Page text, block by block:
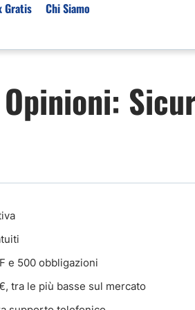
Segnali Trading
Broker per Metatrader 4
Previsioni Forex Oggi
Gratis Chi Siamo
e 500 obbligazioni
tra le più basse sul mercato